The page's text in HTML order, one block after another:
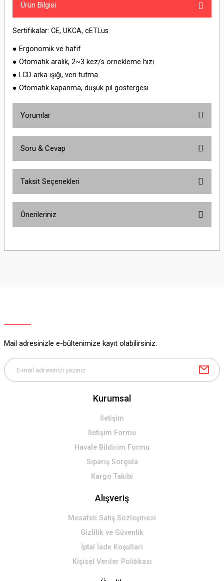
Ürün Bilgisi
Sertifikalar: CE, UKCA, cETLus
● Ergonomik ve hafif
● Otomatik aralık, 2~3 kez/s örnekleme hızı
● LCD arka ışığı, veri tutma
● Otomatik kapanma, düşük pil göstergesi
Yorumlar
Soru & Cevap
Taksit Seçenekleri
Önerileriniz
yetersiz gördüğünüz noktaları öneri formunu kullanarak tarafımıza
Bu ürüne benzer farklı alternatifler olmalı.
Gönder
Mail adresinizle e-bültenimize kayıt olabilirsiniz.
Kurumsal
İletişim
İletişim Formu
Havale Bildirim Formu
Sipariş Sorgula
Kargo Takibi
Alışveriş
Mesafeli Satış Sözleşmesi
Gizlilik ve Güvenlik
İptal İade Koşullari
Kişisel Veriler Politikası